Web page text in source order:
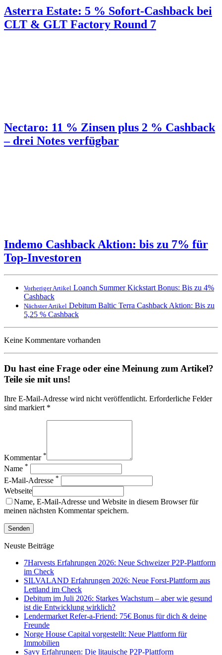
Asterra Estate: 5 % Sofort-Cashback bei
CLT & GLT Factory Round 7
Nectaro: 11 % Zinsen plus 2 % Cashback
– drei Notes verfügbar
Indemo Cashback Aktion: bis zu 7% für
Top-Investoren
Vorheriger Artikel Loanch Summer Kickstart Bonus: Bis zu 4%
Cashback
Nächster Artikel Debitum Baltic Terra Cashback Aktion: Bis zu
5,25 % Cashback
Keine Kommentare vorhanden
Du hast eine Frage oder eine Meinung zum Artikel?
Teile sie mit uns!
Ihre E-Mail-Adresse wird nicht veröffentlicht. Erforderliche Felder
sind markiert *
Kommentar *
Name *
E-Mail-Adresse *
Webseite
Name, E-Mail-Adresse und Website in diesem Browser für
meinen nächsten Kommentar speichern.
Neuste Beiträge
7Harvests Erfahrungen 2026: Neue Schweizer P2P-Plattform
im Check
SILVALAND Erfahrungen 2026: Neue Forst-Plattform aus
Lettland im Check
Debitum im Juli 2026: Starkes Wachstum – aber wie gesund
ist die Entwicklung wirklich?
Lendermarket Refer-a-Friend: 75€ Bonus für dich & deine
Freunde
Norge House Capital vorgestellt: Neue Plattform für
Immobilien
Savy Erfahrungen: Die litauische P2P-Plattform